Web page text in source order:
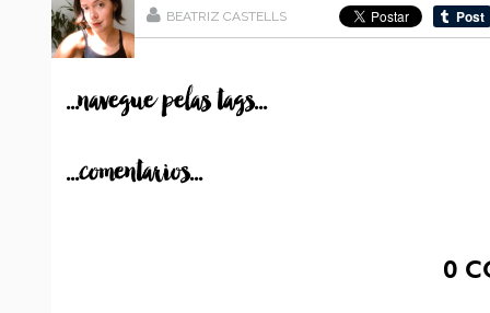
BEATRIZ CASTELLS
...navegue pelas tags...
...comentarios...
0